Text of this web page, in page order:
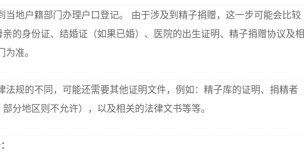
当地户籍部门办理户口登记。 由于涉及到精子捐赠，这一步可能会比较
的身份证、结婚证（如果已婚）、医院的出生证明、精子捐赠协议及相
准。
法规的不同，可能还需要其他证明文件，例如：精子库的证明、捐精者
分地区则不允许），以及相关的法律文书等等。